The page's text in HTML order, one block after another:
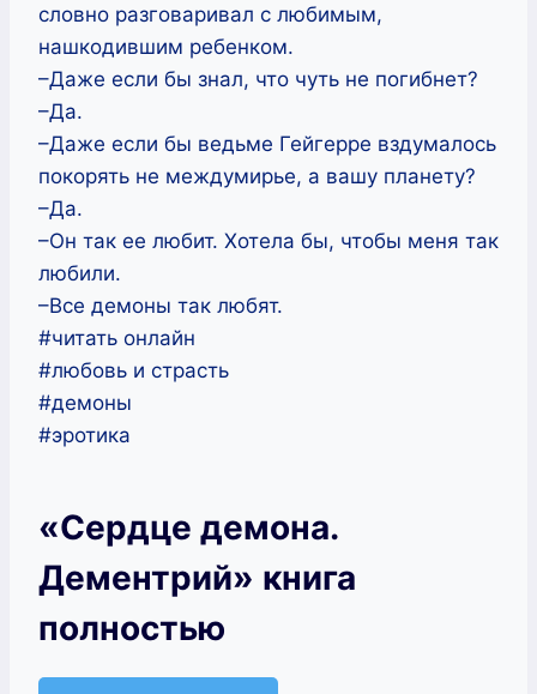
словно разговаривал с любимым,
нашкодившим ребенком.
–Даже если бы знал, что чуть не погибнет?
–Да.
–Даже если бы ведьме Гейгерре вздумалось
покорять не междумирье, а вашу планету?
–Да.
–Он так ее любит. Хотела бы, чтобы меня так
любили.
–Все демоны так любят.
#читать онлайн
#любовь и страсть
#демоны
#эротика
«Сердце демона.
Дементрий» книга
полностью